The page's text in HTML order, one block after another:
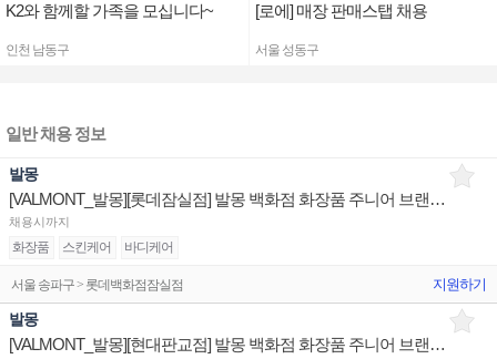
K2와 함께할 가족을 모십니다~
인천 남동구
[로에] 매장 판매스탭 채용
서울 성동구
일반 채용 정보
발몽
[VALMONT_발몽][롯데잠실점] 발몽 백화점 화장품 주니어 브랜드 채용 건
채용시까지
화장품 스킨케어 바디케어
서울 송파구 > 롯데백화점잠실점 지원하기
발몽
[VALMONT_발몽][현대판교점] 발몽 백화점 화장품 주니어 브랜드 채용 건